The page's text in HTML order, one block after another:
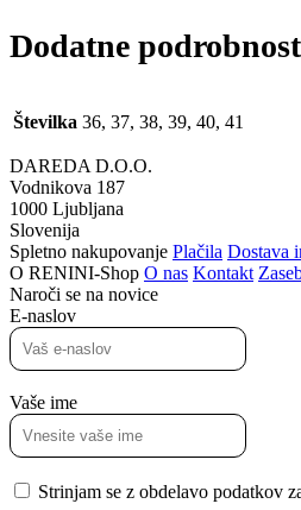
Dodatne
Številka 36, 37, 38, 39, 40, 41
DAREDA D.O.O.
Vodnikova 187
1000 Ljubljana
Slovenija
Spletno nakupovanje Plačila Dostava
O RENINI-Shop O nas Kontakt
Naroči se na novice
E-naslov
Vaše ime
Strinjam se z obdelavo podatkov